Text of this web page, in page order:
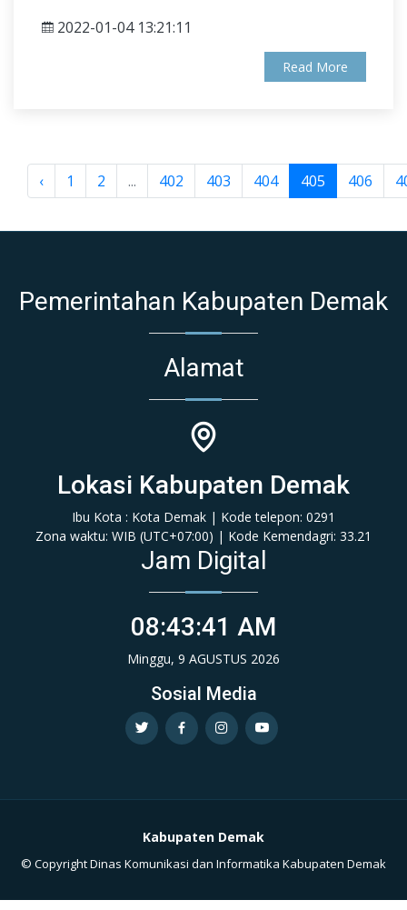
2022-01-04 13:21:11
Read More
‹ 1 2 ... 402 403 404 405 406
Pemerintahan Kabupaten Demak
Alamat
Lokasi Kabupaten Demak
Ibu Kota : Kota Demak | Kode telepon: 0291
Zona waktu: WIB (‎UTC+07:00‎)‎ | Kode Kemendagri: 33.21
Jam Digital
08:43:42 AM
Minggu, 9 AGUSTUS 2026
Sosial Media
Kabupaten Demak
© Copyright Dinas Komunikasi dan Informatika Kabupaten Demak